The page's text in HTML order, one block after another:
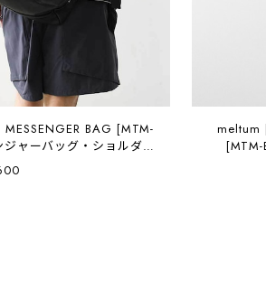
BAG [MTM-
ャーバッグ・ショルダー
勤・通学・旅行・撥水・
[2026AW]
meltum
（M）
学